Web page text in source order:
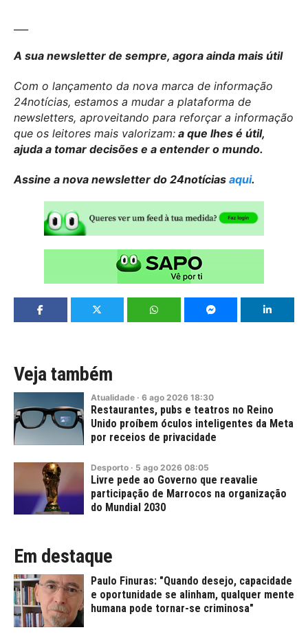
A sua newsletter de sempre, agora ainda mais útil
Com o lançamento da nova marca de informação
24notícias, estamos a mudar a plataforma de
newsletters, aproveitando para reforçar a informação
que os leitores mais valorizam: a que lhes é útil,
ajuda a tomar decisões e a entender o mundo.
Assine a nova newsletter do 24notícias aqui.
Veja também
Atualidade · 6 ago 2026 18:30
Restaurantes, pubs e teatros no Reino
Unido proíbem óculos inteligentes da Meta
por receios de privacidade
Desporto · 5 ago 2026 08:05
Livre pede ao Governo que reavalie
participação de Marrocos na organização
do Mundial 2030
Em destaque
Paulo Finuras: "Quando desejo, capacidade
e oportunidade se alinham, qualquer mente
humana pode tornar-se criminosa"